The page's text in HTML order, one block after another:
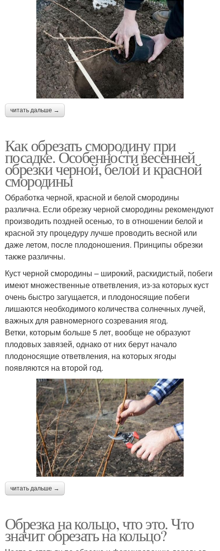
читать дальше →
Как обрезать смородину при
посадке. Особенности весенней
обрезки черной, белой и красной
смородины
Обработка черной, красной и белой смородины
различна. Если обрезку черной смородины рекомендуют
производить поздней осенью, то в отношении белой и
красной эту процедуру лучше проводить весной или
даже летом, после плодоношения. Принципы обрезки
также различны.
Куст черной смородины – широкий, раскидистый, побеги
имеют множественные ответвления, из-за которых куст
очень быстро загущается, и плодоносящие побеги
лишаются необходимого количества солнечных лучей,
важных для равномерного созревания ягод.
Ветки, которым больше 5 лет, вообще не образуют
плодовых завязей, однако от них берут начало
плодоносящие ответвления, на которых ягоды
появляются на второй год.
читать дальше →
Обрезка на кольцо, что это. Что
значит обрезать на кольцо?